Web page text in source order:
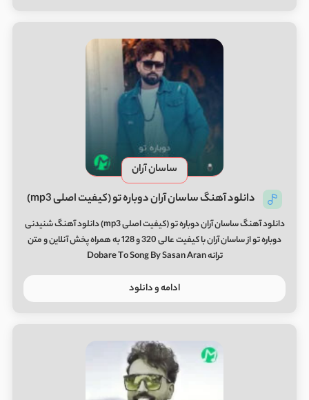
ساسان آران
دانلود آهنگ ساسان آران دوباره تو (کیفیت اصلی mp3)
دانلود آهنگ ساسان آران دوباره تو (کیفیت اصلی mp3) دانلود آهنگ شنیدنی
دوباره تو از ساسان آران با کیفیت عالی 320 و 128 به همراه پخش آنلاین و متن
ترانه Dobare To Song By Sasan Aran
ادامه و دانلود